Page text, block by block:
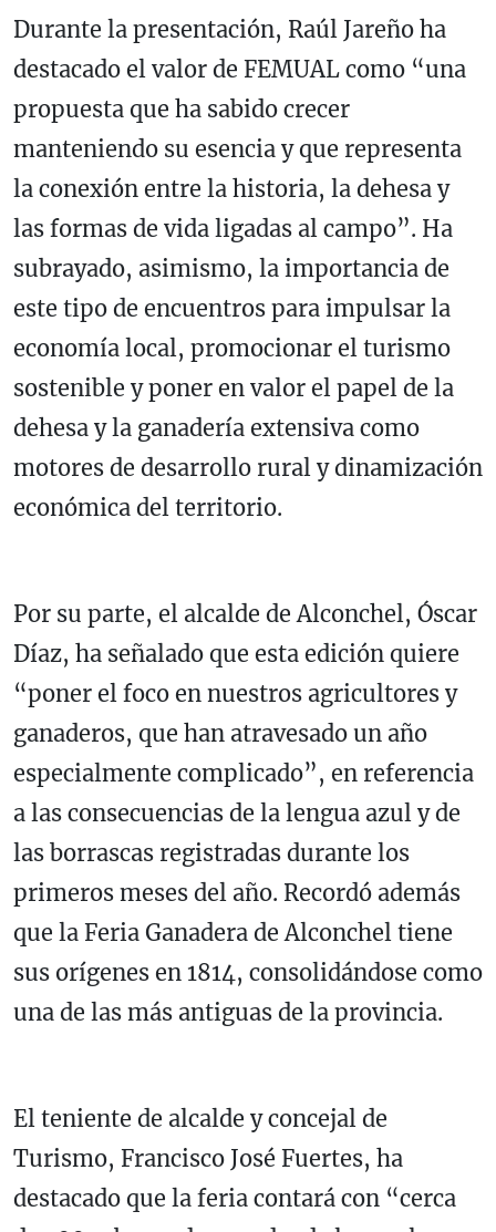
Durante la presentación, Raúl Jareño ha
destacado el valor de FEMUAL como “una
propuesta que ha sabido crecer
manteniendo su esencia y que representa
la conexión entre la historia, la dehesa y
las formas de vida ligadas al campo”. Ha
subrayado, asimismo, la importancia de
este tipo de encuentros para impulsar la
economía local, promocionar el turismo
sostenible y poner en valor el papel de la
dehesa y la ganadería extensiva como
motores de desarrollo rural y dinamización
económica del territorio.
Por su parte, el alcalde de Alconchel, Óscar
Díaz, ha señalado que esta edición quiere
“poner el foco en nuestros agricultores y
ganaderos, que han atravesado un año
especialmente complicado”, en referencia
a las consecuencias de la lengua azul y de
las borrascas registradas durante los
primeros meses del año. Recordó además
que la Feria Ganadera de Alconchel tiene
sus orígenes en 1814, consolidándose como
una de las más antiguas de la provincia.
El teniente de alcalde y concejal de
Turismo, Francisco José Fuertes, ha
destacado que la feria contará con “cerca